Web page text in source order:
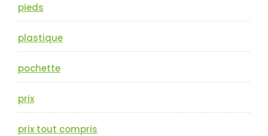
pieds
plastique
pochette
prix
prix tout compris